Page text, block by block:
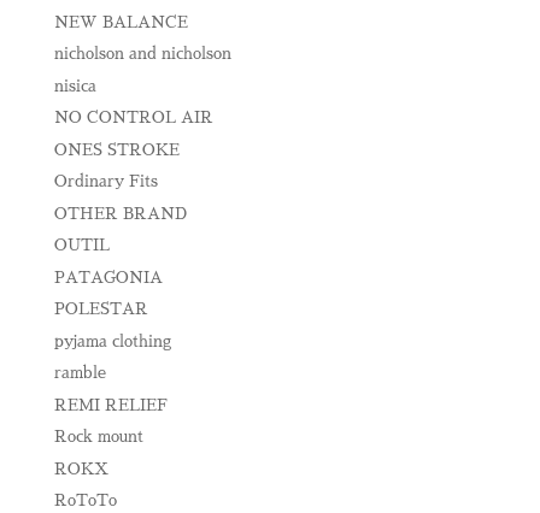
NEW BALANCE
nicholson and nicholson
nisica
NO CONTROL AIR
ONES STROKE
Ordinary Fits
OTHER BRAND
OUTIL
PATAGONIA
POLESTAR
pyjama clothing
ramble
REMI RELIEF
Rock mount
ROKX
RoToTo